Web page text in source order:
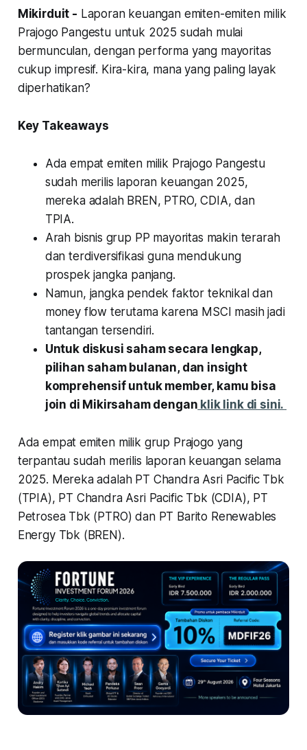
Mikirduit - Laporan keuangan emiten-emiten milik
Prajogo Pangestu untuk 2025 sudah mulai
bermunculan, dengan performa yang mayoritas
cukup impresif. Kira-kira, mana yang paling layak
diperhatikan?
Key Takeaways
Ada empat emiten milik Prajogo Pangestu
sudah merilis laporan keuangan 2025,
mereka adalah BREN, PTRO, CDIA, dan
TPIA.
Arah bisnis grup PP mayoritas makin terarah
dan terdiversifikasi guna mendukung
prospek jangka panjang.
Namun, jangka pendek faktor teknikal dan
money flow terutama karena MSCI masih jadi
tantangan tersendiri.
Untuk diskusi saham secara lengkap,
pilihan saham bulanan, dan insight
komprehensif untuk member, kamu bisa
join di Mikirsaham dengan klik link di sini.
Ada empat emiten milik grup Prajogo yang
terpantau sudah merilis laporan keuangan selama
2025. Mereka adalah PT Chandra Asri Pacific Tbk
(TPIA), PT Chandra Asri Pacific Tbk (CDIA), PT
Petrosea Tbk (PTRO) dan PT Barito Renewables
Energy Tbk (BREN).